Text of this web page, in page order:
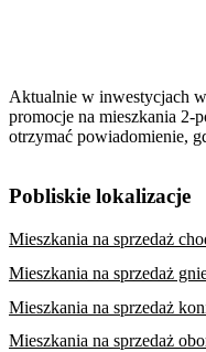
Aktualnie w inwestycjach
promocje na mieszkania 2-
otrzymać powiadomienie,
Pobliskie lokalizacje
Mieszkania na sprzedaż
Mieszkania na sprzedaż
Mieszkania na sprzedaż
Mieszkania na sprzedaż